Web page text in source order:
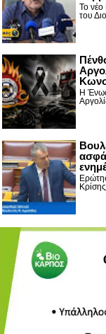
Το
του
Η
Κρίσης